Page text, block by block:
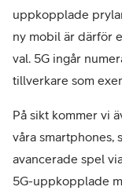
uppkopplade
ny mobil är därför
val. 5G ingår
tillverkare som
På sikt kommer vi
våra smartphones,
avancerade spel
5G-uppkopplade